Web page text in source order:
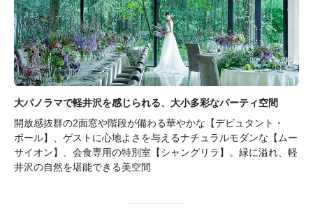
大パノラマで軽井沢を感じられる、大小多彩なパーティ空間
開放感抜群の2面窓や階段が備わる華やかな【デビュタント・
ボール】、ゲストに心地よさを与えるナチュラルモダンな【ムー
サイオン】、会食専用の特別室【シャングリラ】。緑に溢れ、軽
井沢の自然を堪能できる美空間